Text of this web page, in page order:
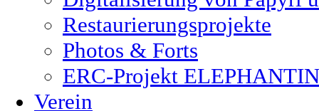
Restaurierungsprojekte
Photos & Forts
ERC-Projekt
Verein